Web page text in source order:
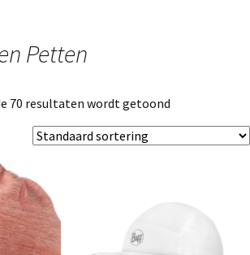
Petten
70 resultaten wordt getoond